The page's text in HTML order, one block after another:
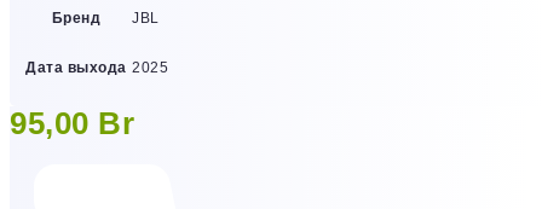
Бренд JBL
Дата выхода 2025
95,00 Br